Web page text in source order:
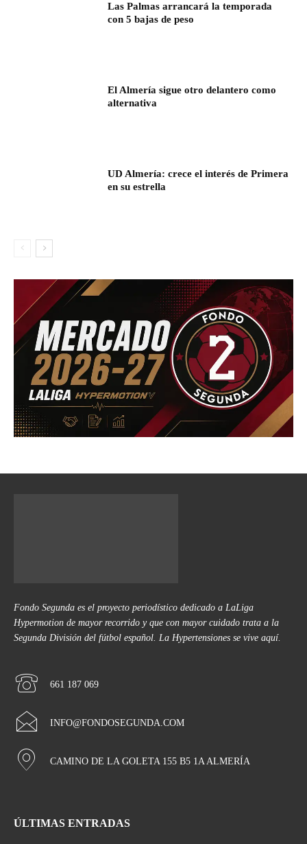
Las Palmas arrancará la temporada
con 5 bajas de peso
El Almería sigue otro delantero como
alternativa
UD Almería: crece el interés de Primera
en su estrella
Fondo Segunda es el proyecto periodístico dedicado a LaLiga
Hypermotion de mayor recorrido y que con mayor cuidado trata a la
Segunda División del fútbol español. La Hypertensiones se vive aquí.
661 187 069
INFO@FONDOSEGUNDA.COM
CAMINO DE LA GOLETA 155 B5 1A ALMERÍA
ÚLTIMAS ENTRADAS